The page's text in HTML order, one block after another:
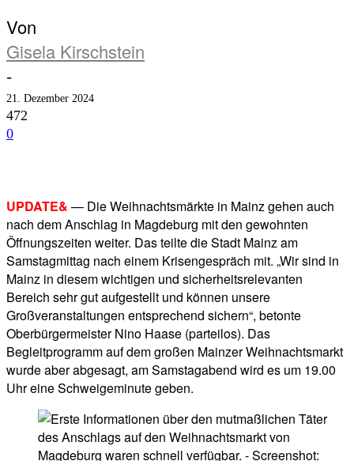
Von
Gisela Kirschstein
-
21. Dezember 2024
472
0
UPDATE& — Die Weihnachtsmärkte in Mainz gehen auch
nach dem Anschlag in Magdeburg mit den gewohnten
Öffnungszeiten weiter. Das teilte die Stadt Mainz am
Samstagmittag nach einem Krisengespräch mit. „Wir sind in
Mainz in diesem wichtigen und sicherheitsrelevanten
Bereich sehr gut aufgestellt und können unsere
Großveranstaltungen entsprechend sichern“, betonte
Oberbürgermeister Nino Haase (parteilos). Das
Begleitprogramm auf dem großen Mainzer Weihnachtsmarkt
wurde aber abgesagt, am Samstagabend wird es um 19.00
Uhr eine Schweigeminute geben.